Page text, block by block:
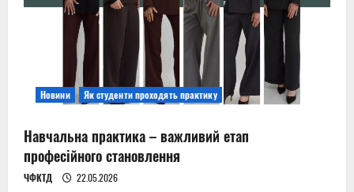
Новини Як студенти проходять практику
Навчальна практика – важливий етап
професійного становлення
ЧФКТД 22.05.2026